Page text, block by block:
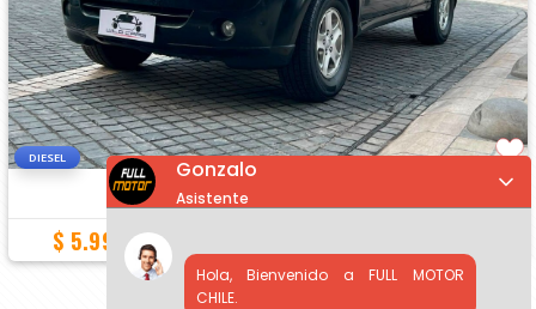
DIESEL
SSANGYONG REXTON
TRES CORRIDAS DE ASIENTOS
$ 5.990.000
Gonzalo
Asistente
Hola, Bienvenido a FULL MOTOR
CHILE.